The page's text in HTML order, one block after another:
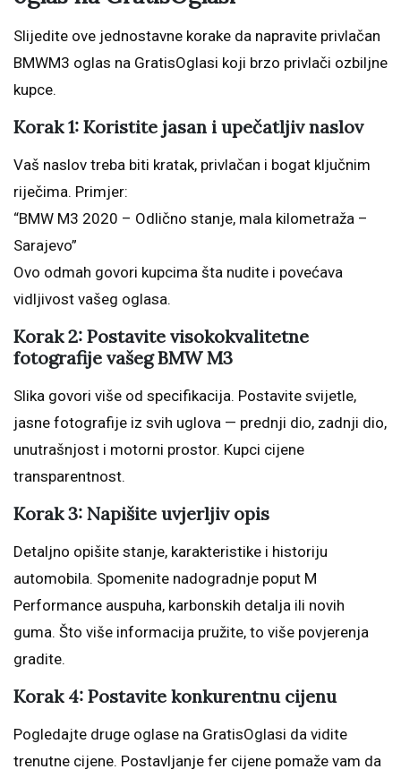
Slijedite ove jednostavne korake da napravite privlačan
BMWM3 oglas na GratisOglasi koji brzo privlači ozbiljne
kupce.
Korak 1: Koristite jasan i upečatljiv naslov
Vaš naslov treba biti kratak, privlačan i bogat ključnim
riječima. Primjer:
“BMW M3 2020 – Odlično stanje, mala kilometraža –
Sarajevo”
Ovo odmah govori kupcima šta nudite i povećava
vidljivost vašeg oglasa.
Korak 2: Postavite visokokvalitetne
fotografije vašeg BMW M3
Slika govori više od specifikacija. Postavite svijetle,
jasne fotografije iz svih uglova — prednji dio, zadnji dio,
unutrašnjost i motorni prostor. Kupci cijene
transparentnost.
Korak 3: Napišite uvjerljiv opis
Detaljno opišite stanje, karakteristike i historiju
automobila. Spomenite nadogradnje poput M
Performance auspuha, karbonskih detalja ili novih
guma. Što više informacija pružite, to više povjerenja
gradite.
Korak 4: Postavite konkurentnu cijenu
Pogledajte druge oglase na GratisOglasi da vidite
trenutne cijene. Postavljanje fer cijene pomaže vam da